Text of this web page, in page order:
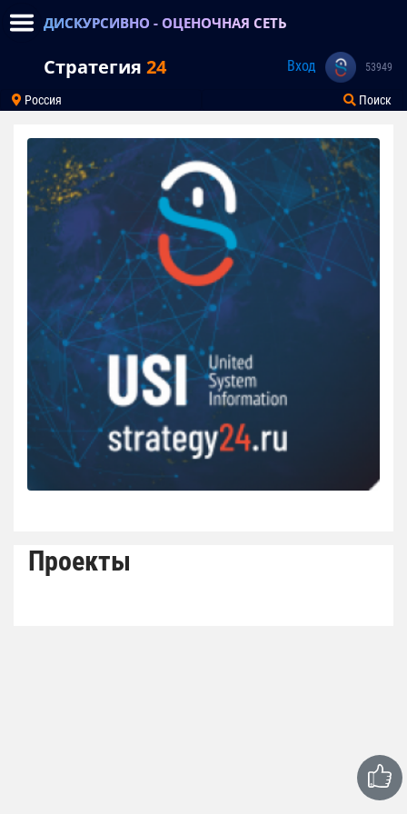
ДИСКУРСИВНО - ОЦЕНОЧНАЯ СЕТЬ
Стратегия 24 Вход 53949
Россия Поиск
Проекты